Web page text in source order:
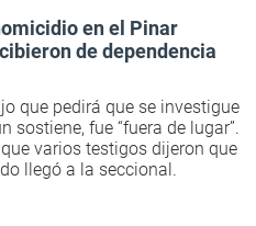
en el Pinar
de dependencia
que pedirá que se investigue
sostiene, fue “fuera de lugar”.
varios testigos dijeron que
llegó a la seccional.